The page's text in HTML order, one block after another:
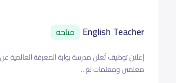
English Teacher متاحة
إعلان توظيف تُعلن مدرسة بوابة المعرفة العالمية
معلمين ومعلمات لغ...